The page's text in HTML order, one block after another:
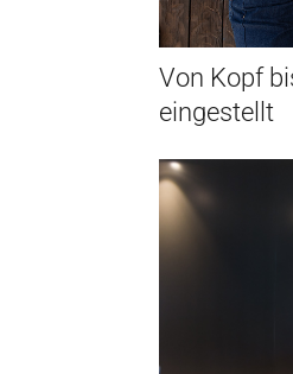
Von Kopf
eingestellt